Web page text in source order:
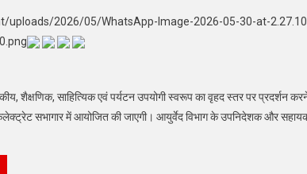
2026/05/WhatsApp-Image-2026-05-30-at-
शैक्षणिक, साहित्यिक एवं पर्यटन उपयोगी स्वरूप का वृहद स्तर पर
सभागार में आयोजित की जाएगी। आयुर्वेद विभाग के उपनिदेशक और